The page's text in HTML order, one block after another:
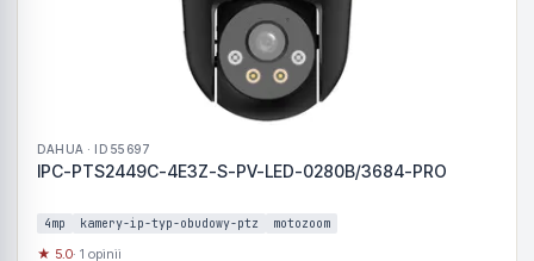
DAHUA · ID 55697
IPC-PTS2449C-4E3Z-S-PV-LED-0280B/3684-PRO
4mp kamery-ip-typ-obudowy-ptz motozoom
★ 5.0· 1 opinii